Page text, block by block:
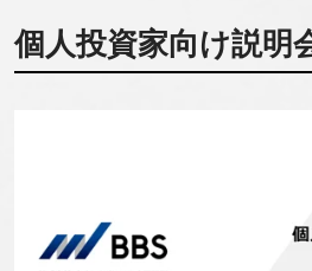
BPO
調査レポー
個人投資家向け説明